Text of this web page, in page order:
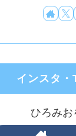
インスタ
ひろみお